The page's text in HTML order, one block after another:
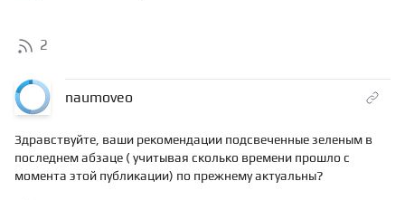
2
naumoveo
Здравствуйте, ваши рекомендации подсвеченные зеленым в
последнем абзаце ( учитывая сколько времени прошло с
момента этой публикации) по прежнему актуальны?